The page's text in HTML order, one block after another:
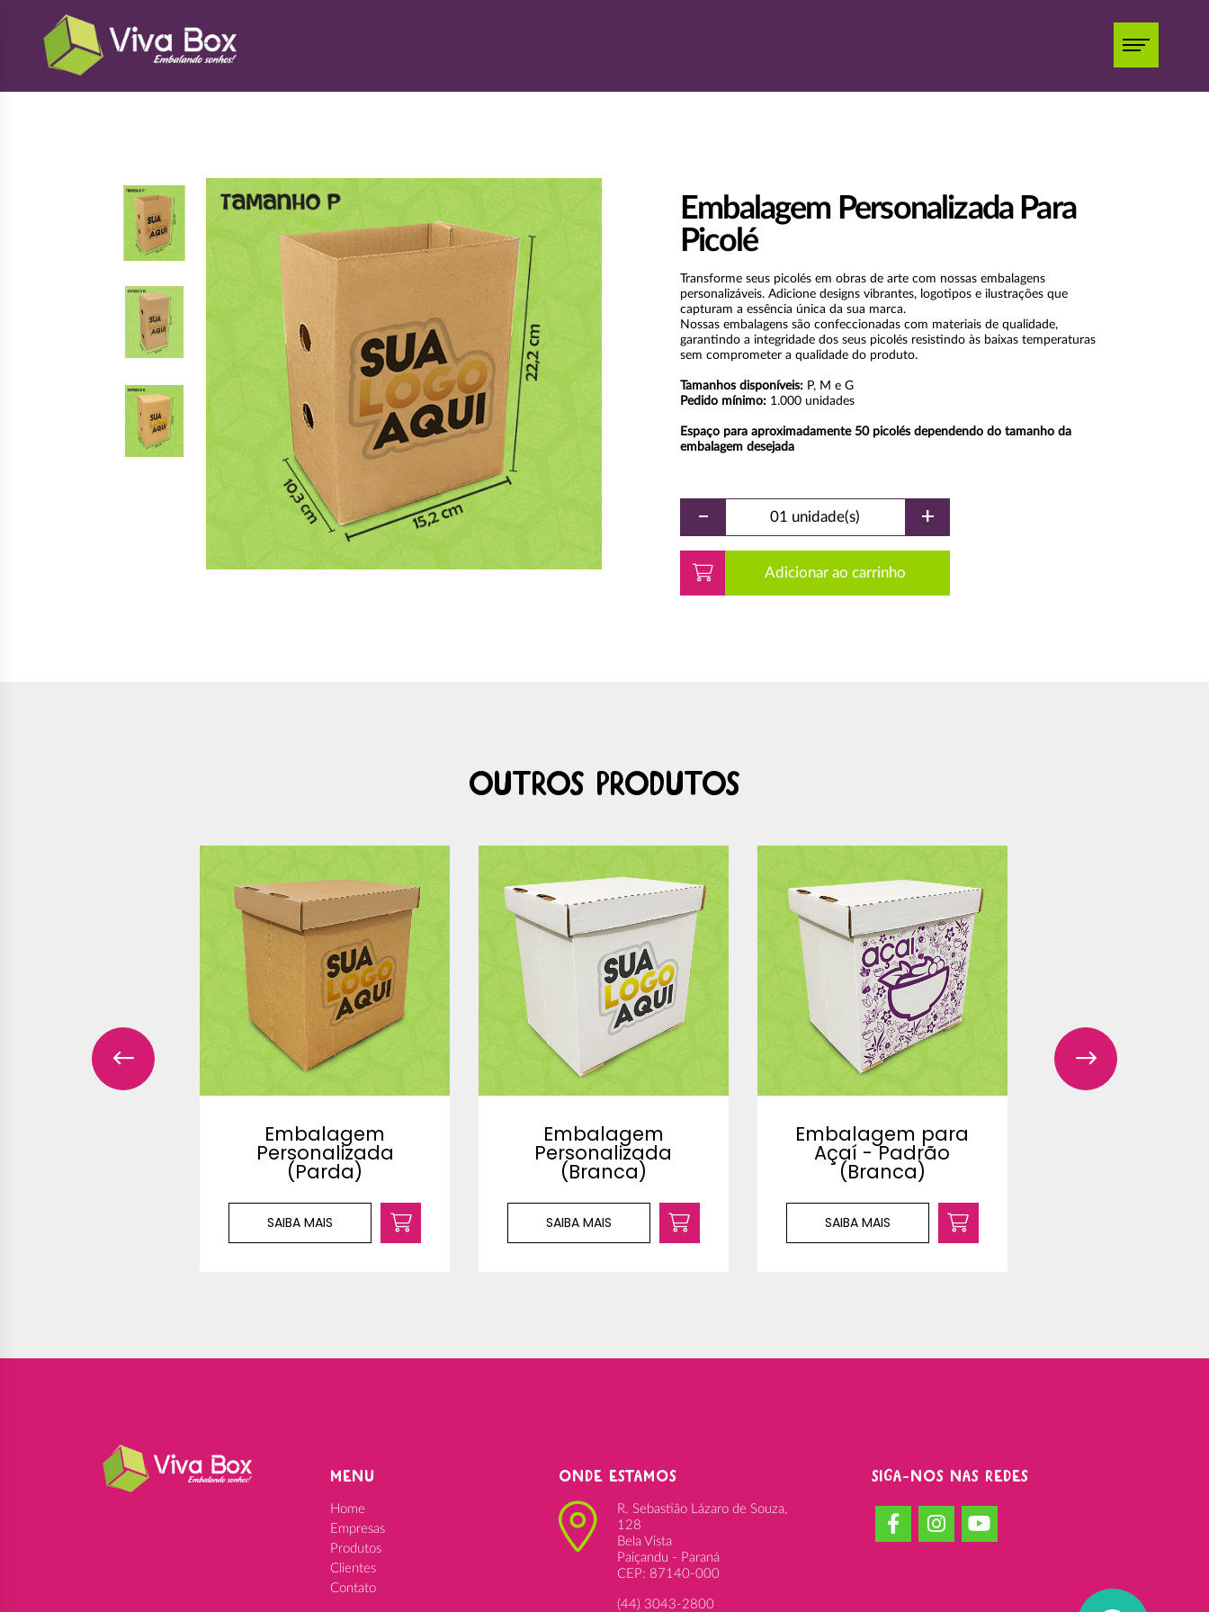
Embalagem Personalizada Para
Picolé
Transforme seus picolés em obras de arte com nossas embalagens
personalizáveis. Adicione designs vibrantes, logotipos e ilustrações que
capturam a essência única da sua marca.
Nossas embalagens são confeccionadas com materiais de qualidade,
garantindo a integridade dos seus picolés resistindo às baixas temperaturas
sem comprometer a qualidade do produto.
Tamanhos disponíveis: P, M e G
Pedido mínimo: 1.000 unidades
Espaço para aproximadamente 50 picolés dependendo do tamanho da
embalagem desejada
- 01 unidade(s) +
Adicionar ao carrinho
Outros Produtos
Embalagem
Personalizada
(Parda)
SAIBA MAIS
Embalagem
Personalizada
(Branca)
SAIBA MAIS
Embalagem para
Açaí - Padrão
(Branca)
SAIBA MAIS
MENU
Home
Empresas
Produtos
Clientes
Contato
ONDE ESTAMOS
R. Sebastião Lázaro de Souza,
128
Bela Vista
Paiçandu - Paraná
CEP: 87140-000
(44) 3043-2800
SIGA-NOS NAS REDES